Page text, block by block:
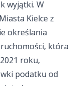
wyjątki. W
Kielce z
określania
która
roku,
podatku od